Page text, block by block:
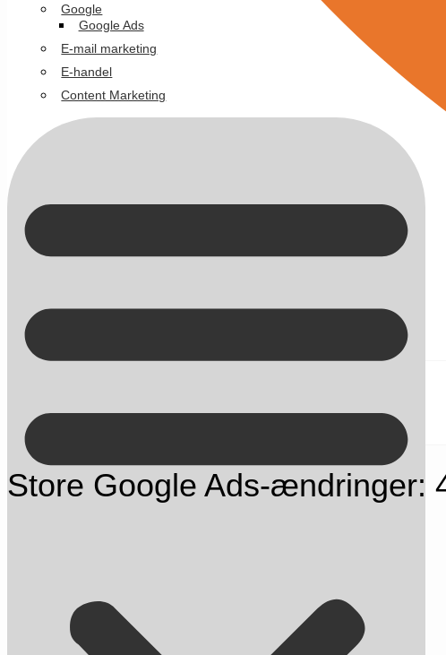
Kontakt på +45 70 13 63 23
Google
Google Ads
E-mail marketing
E-handel
Content Marketing
Store Google Ads-ændringer: